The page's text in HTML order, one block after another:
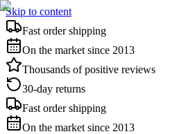
Skip to content
Fast order shipping
On the market since 2013
Thousands of positive reviews
30-day returns
Fast order shipping
On the market since 2013